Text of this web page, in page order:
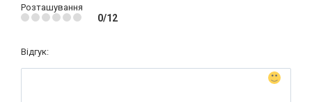
Розташування
0/12
Відгук: